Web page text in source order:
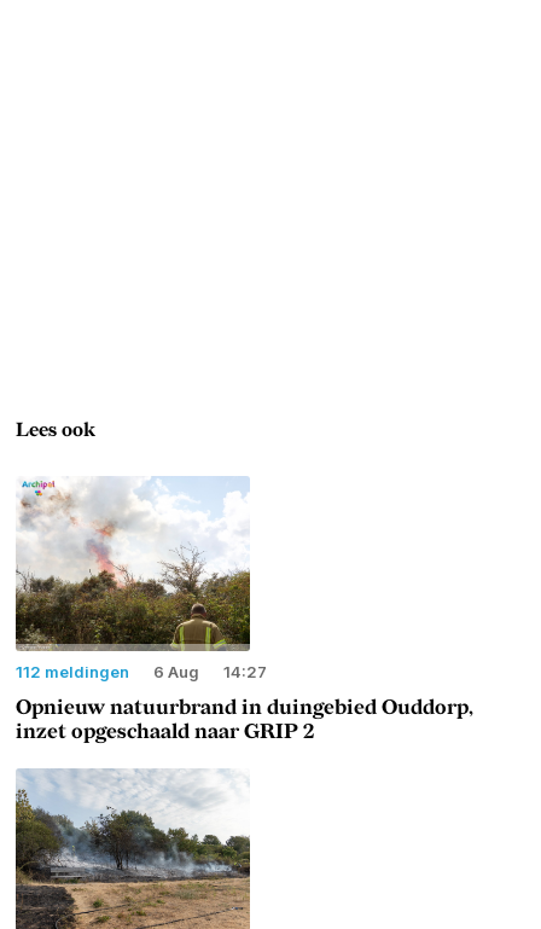
Lees ook
112 meldingen 6 Aug 14:27
Opnieuw natuurbrand in duingebied Ouddorp,
inzet opgeschaald naar GRIP 2